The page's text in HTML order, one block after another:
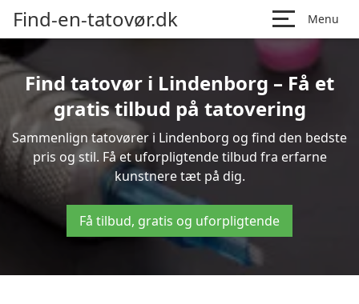
Find-en-tatovør.dk Menu
Find tatovør i Lindenborg – Få et
gratis tilbud på tatovering
Sammenlign tatovører i Lindenborg og find den bedste
pris og stil. Få et uforpligtende tilbud fra erfarne
kunstnere tæt på dig.
Få tilbud, gratis og uforpligtende